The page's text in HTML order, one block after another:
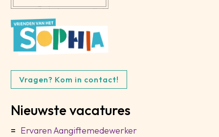
Vragen? Kom in contact!
Nieuwste vacatures
Ervaren Aangiftemedewerker